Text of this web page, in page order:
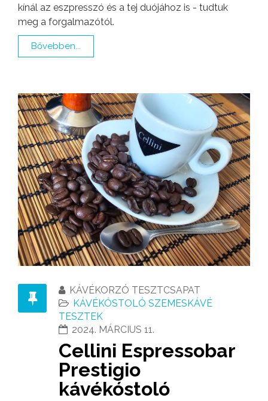
kínál az eszpresszó és a tej duójához is - tudtuk
meg a forgalmazótól.
Bővebben...
KÁVÉKORZÓ TESZTCSAPAT
KÁVÉKÓSTOLÓ SZEMESKÁVÉ
TESZTEK
2024. MÁRCIUS 11.
Cellini Espressobar
Prestigio
kávékóstoló